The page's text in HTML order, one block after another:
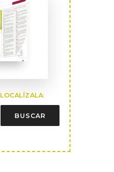
LOCALÍZALA:
BUSCAR